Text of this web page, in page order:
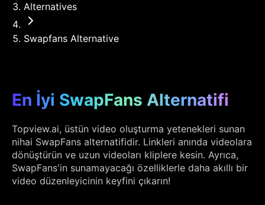
Alternatives
Swapfans Alternative
En İyi SwapFans Alternatifi
Topview.ai, üstün video oluşturma yetenekleri sunan
nihai SwapFans alternatifidir. Linkleri anında videolara
dönüştürün ve uzun videoları kliplere kesin. Ayrıca,
SwapFans'in sunamayacağı özelliklerle daha akıllı bir
video düzenleyicinin keyfini çıkarın!